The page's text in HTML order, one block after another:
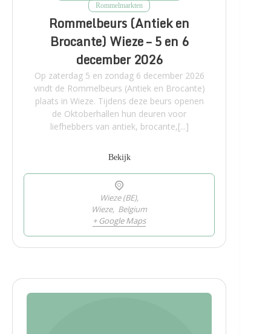
Rommelmarkten
Rommelbeurs (Antiek en
Brocante) Wieze – 5 en 6
december 2026
Op zaterdag 5 en zondag 6 december 2026
vindt de Rommelbeurs (Antiek en Brocante)
plaats in Wieze. Tijdens deze beurs openen
de Oktoberhallen hun deuren voor
liefhebbers van antiek, brocante,[...]
Bekijk
Wieze (BE),
Wieze, Belgium
+ Google Maps